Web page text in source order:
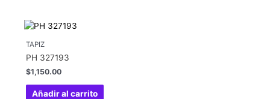
TAPIZ
PH 327193
$1,150.00
Añadir al carrito